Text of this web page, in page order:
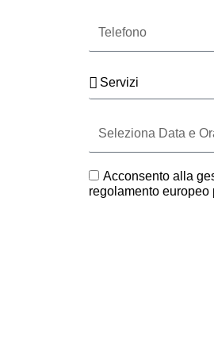
Servizi
Data
e
GDPR
Acconsento alla
regolamento